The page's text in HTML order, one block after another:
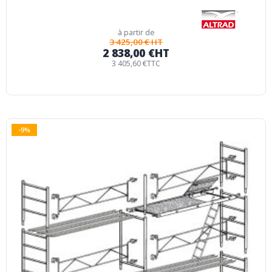
à partir de
3 425,00 € HT
2 838,00 €HT
3 405,60 €TTC
-9%